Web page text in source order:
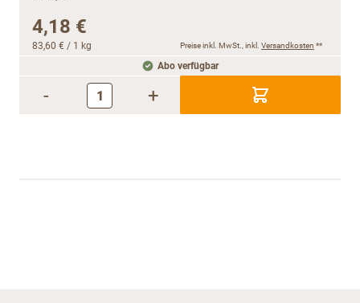
4,18 €
83,60 € / 1 kg Preise inkl. MwSt., inkl. Versandkosten **
Abo verfügbar
- +